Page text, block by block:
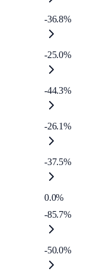
-36.8%
-25.0%
-44.3%
-26.1%
-37.5%
0.0%
-85.7%
-50.0%